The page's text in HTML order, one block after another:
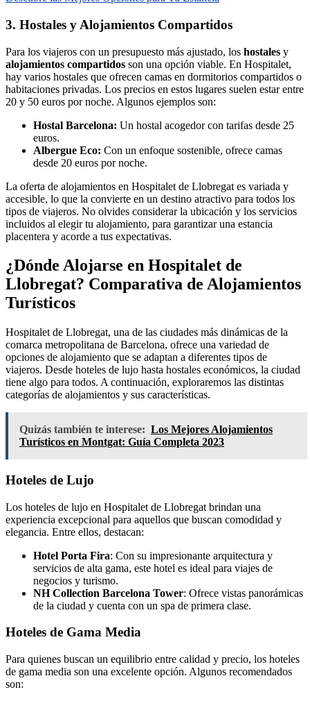
3. Hostales y Alojamientos Compartidos
Para los viajeros con un presupuesto más ajustado, los hostales y
alojamientos compartidos son una opción viable. En Hospitalet,
hay varios hostales que ofrecen camas en dormitorios compartidos o
habitaciones privadas. Los precios en estos lugares suelen estar entre
20 y 50 euros por noche. Algunos ejemplos son:
Hostal Barcelona: Un hostal acogedor con tarifas desde 25
euros.
Albergue Eco: Con un enfoque sostenible, ofrece camas
desde 20 euros por noche.
La oferta de alojamientos en Hospitalet de Llobregat es variada y
accesible, lo que la convierte en un destino atractivo para todos los
tipos de viajeros. No olvides considerar la ubicación y los servicios
incluidos al elegir tu alojamiento, para garantizar una estancia
placentera y acorde a tus expectativas.
¿Dónde Alojarse en Hospitalet de
Llobregat? Comparativa de Alojamientos
Turísticos
Hospitalet de Llobregat, una de las ciudades más dinámicas de la
comarca metropolitana de Barcelona, ofrece una variedad de
opciones de alojamiento que se adaptan a diferentes tipos de
viajeros. Desde hoteles de lujo hasta hostales económicos, la ciudad
tiene algo para todos. A continuación, exploraremos las distintas
categorías de alojamientos y sus características.
Quizás también te interese: Los Mejores Alojamientos
Turísticos en Montgat: Guía Completa 2023
Hoteles de Lujo
Los hoteles de lujo en Hospitalet de Llobregat brindan una
experiencia excepcional para aquellos que buscan comodidad y
elegancia. Entre ellos, destacan:
Hotel Porta Fira: Con su impresionante arquitectura y
servicios de alta gama, este hotel es ideal para viajes de
negocios y turismo.
NH Collection Barcelona Tower: Ofrece vistas panorámicas
de la ciudad y cuenta con un spa de primera clase.
Hoteles de Gama Media
Para quienes buscan un equilibrio entre calidad y precio, los hoteles
de gama media son una excelente opción. Algunos recomendados
son: